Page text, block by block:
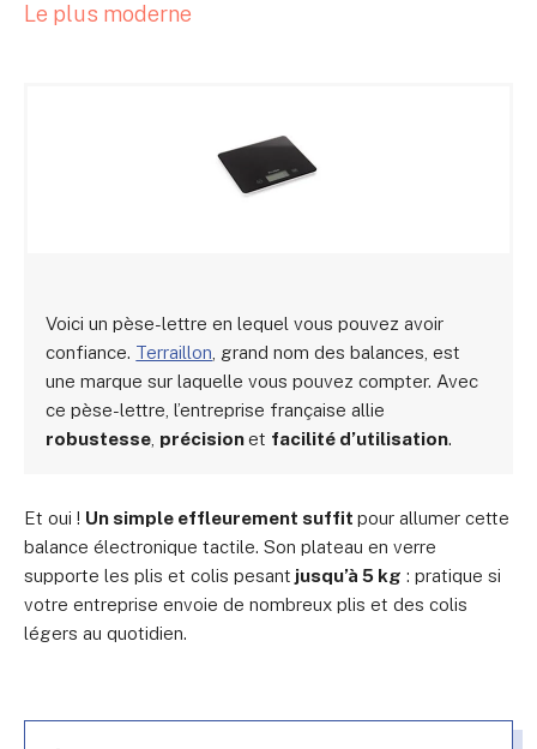
Le plus moderne
Voici un pèse-lettre en lequel vous pouvez avoir
confiance. Terraillon , grand nom des balances, est
une marque sur laquelle vous pouvez compter. Avec
ce pèse-lettre, l’entreprise française allie
robustesse précisionet facilité d’utilisation.
Et oui ! Un simple effleurement suffit pour allumer cette
balance électronique tactile. Son plateau en verre
supporte les plis et colis pesant jusqu’à 5 kg : pratique si
votre entreprise envoie de nombreux plis et des colis
légers au quotidien.